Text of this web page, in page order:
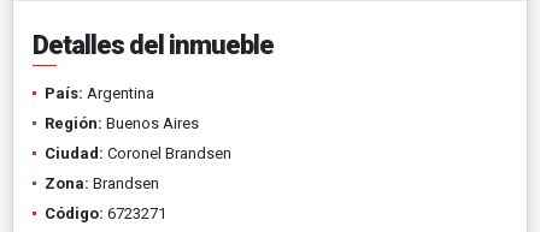
Detalles del inmueble
País: Argentina
Región: Buenos Aires
Ciudad: Coronel Brandsen
Zona: Brandsen
Código: 6723271